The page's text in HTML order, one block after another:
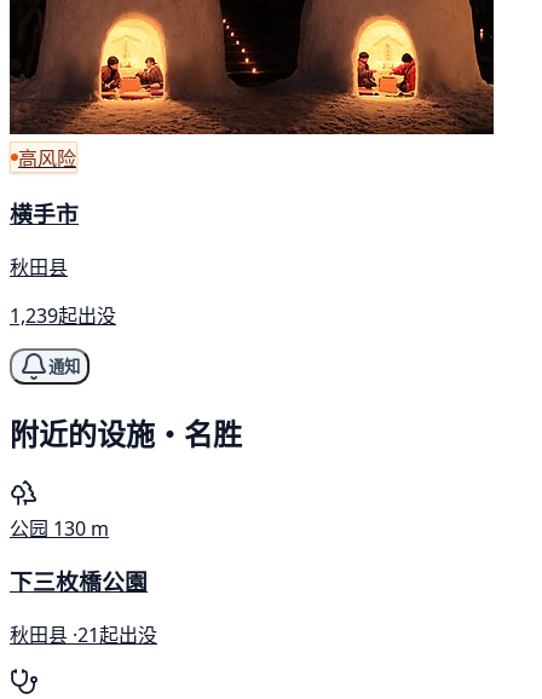
高风险
横手市
秋田县
1,239起出没
通知
附近的设施・名胜
公园 130 m
下三枚橋公園
秋田县 ·21起出没